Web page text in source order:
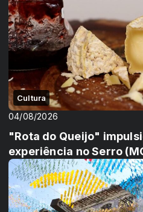
Cultura
04/08/2026
"Rota do Queijo"
experiência no Serro